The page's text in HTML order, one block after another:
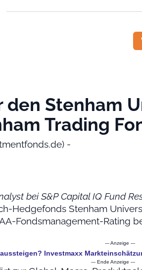
den Stenham
Trading
-
bei S&P Capital IQ Fund
Hedgefonds Stenham
Fondsmanagement-Rating
--- Anzeige ---
Investmaxx
--- Ende Anzeige ---